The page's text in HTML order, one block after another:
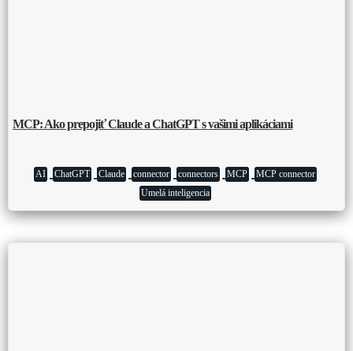
MCP: Ako prepojiť Claude a ChatGPT s vašimi aplikáciami
AI ChatGPT Claude connector connectors MCP
MCP connector
Umelá inteligencia